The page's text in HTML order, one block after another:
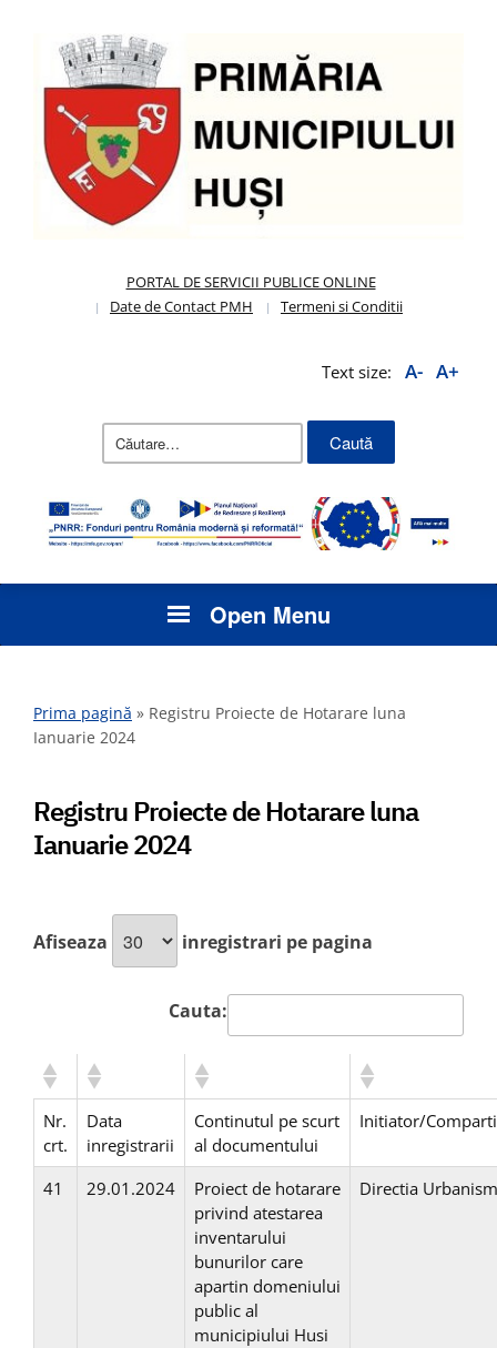
PORTAL DE SERVICII PUBLICE ONLINE
Date de Contact PMH
Termeni si Conditii
Text size: A- A+
Caută
Open Menu
Prima pagină » Registru Proiecte de Hotarare luna
Ianuarie 2024
Registru Proiecte de Hotarare luna
Ianuarie 2024
Afiseaza inregistrari pe pagina
Cauta:
Nr.
crt.
Data
inregistrarii
Continutul pe scurt
al documentului
Initiator/
41 29.01.2024
Proiect de hotarare
privind atestarea
inventarului
bunurilor care
apartin domeniului
public al
municipiului Husi
Directia Urbanism